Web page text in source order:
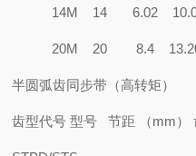
14M 14 6.02
20M 20 8.4
半圆弧齿同步带（高转矩
齿型代号 型号 节距 （mm